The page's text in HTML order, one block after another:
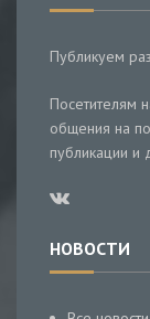
Публикуем
Посетителям
общения на
публикации и
НОВОСТИ